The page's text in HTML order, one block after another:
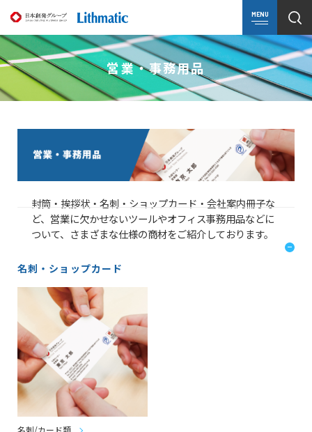
MENU
営業・事務用品
封筒・挨拶状・名刺・ショップカード・会社案内冊子な
ど、営業に欠かせないツールやオフィス事務用品などに
ついて、さまざまな仕様の商材をご紹介しております。
名刺・ショップカード